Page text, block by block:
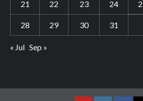
21 22 23 24
28 29 30 31
« Jul Sep »